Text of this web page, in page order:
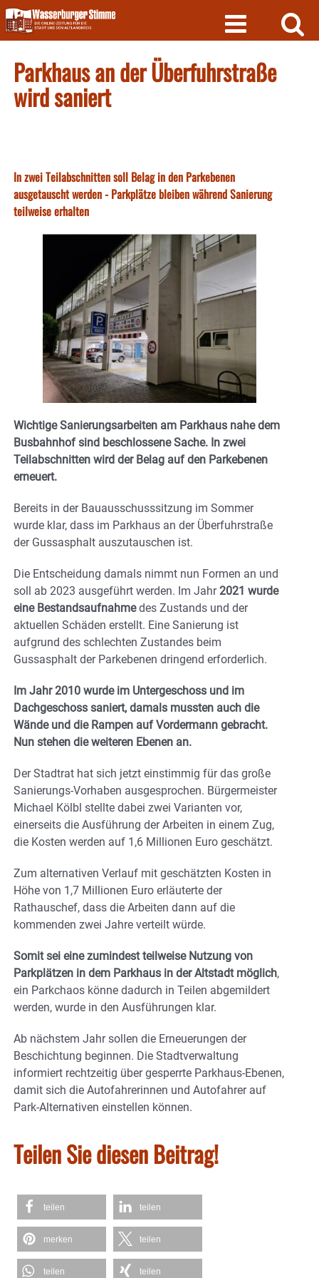
Skip
to
content
Parkhaus an der Überfuhrstraße
wird saniert
In zwei Teilabschnitten soll Belag in den Parkebenen
ausgetauscht werden - Parkplätze bleiben während Sanierung
teilweise erhalten
Wichtige Sanierungsarbeiten am Parkhaus nahe dem
Busbahnhof sind beschlossene Sache. In zwei
Teilabschnitten wird der Belag auf den Parkebenen
erneuert.
Bereits in der Bauausschusssitzung im Sommer
wurde klar, dass im Parkhaus an der Überfuhrstraße
der Gussasphalt auszutauschen ist.
Die Entscheidung damals nimmt nun Formen an und
soll ab 2023 ausgeführt werden. Im Jahr2021 wurde
eine Bestandsaufnahmedes Zustands und der
aktuellen Schäden erstellt. Eine Sanierung ist
aufgrund des schlechten Zustandes beim
Gussasphalt der Parkebenen dringend erforderlich.
Im Jahr 2010 wurde im Untergeschoss und im
Dachgeschoss saniert, damals mussten auch die
Wände und die Rampen auf Vordermann gebracht.
Nun stehen die weiteren Ebenen an.
Der Stadtrat hat sich jetzt einstimmig für das große
Sanierungs-Vorhaben ausgesprochen. Bürgermeister
Michael Kölbl stellte dabei zwei Varianten vor,
einerseits die Ausführung der Arbeiten in einem Zug,
die Kosten werden auf 1,6 Millionen Euro geschätzt.
Zum alternativen Verlauf mit geschätzten Kosten in
Höhe von 1,7 Millionen Euro erläuterte der
Rathauschef, dass die Arbeiten dann auf die
kommenden zwei Jahre verteilt würde.
Somit sei eine zumindest teilweise Nutzung von
Parkplätzen in dem Parkhaus in der Altstadt möglich,
ein Parkchaos könne dadurch in Teilen abgemildert
werden, wurde in den Ausführungen klar.
Ab nächstem Jahr sollen die Erneuerungen der
Beschichtung beginnen. Die Stadtverwaltung
informiert rechtzeitig über gesperrte Parkhaus-Ebenen,
damit sich die Autofahrerinnen und Autofahrer auf
Park-Alternativen einstellen können.
Teilen Sie diesen Beitrag!
teilen teilen
merken teilen
teilen teilen